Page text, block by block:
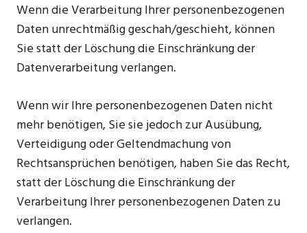
Wenn die Verarbeitung Ihrer personenbezogenen
Daten unrechtmäßig geschah/geschieht, können
Sie statt der Löschung die Einschränkung der
Datenverarbeitung verlangen.
Wenn wir Ihre personenbezogenen Daten nicht
mehr benötigen, Sie sie jedoch zur Ausübung,
Verteidigung oder Geltendmachung von
Rechtsansprüchen benötigen, haben Sie das Recht,
statt der Löschung die Einschränkung der
Verarbeitung Ihrer personenbezogenen Daten zu
verlangen.